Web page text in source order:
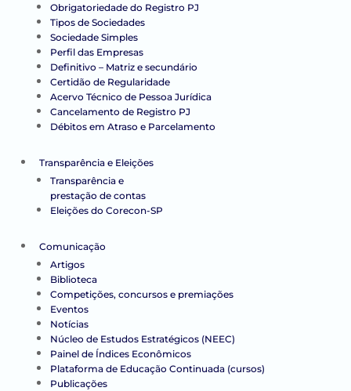
Obrigatoriedade do Registro PJ
Tipos de Sociedades
Sociedade Simples
Perfil das Empresas
Definitivo – Matriz e secundário
Certidão de Regularidade
Acervo Técnico de Pessoa Jurídica
Cancelamento de Registro PJ
Débitos em Atraso e Parcelamento
Transparência e Eleições
Transparência e
prestação de contas
Eleições do Corecon-SP
Comunicação
Artigos
Biblioteca
Competições, concursos e premiações
Eventos
Notícias
Núcleo de Estudos Estratégicos (NEEC)
Painel de Índices Econômicos
Plataforma de Educação Continuada (cursos)
Publicações